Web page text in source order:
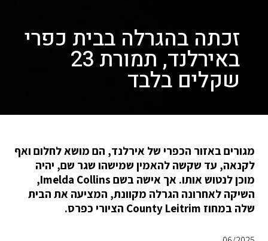
זכתה בהגרלה בבית כפרי
באירלנד, תמורת 23
שקלים בלבד
מגורים באזור הכפרי של אירלנד, הם מושא לחלום ואף
לקנאה, עד שקשה להאמין שמישהו שגר שם, יהיה
מוכן לנטוש אותו. אך אישה בשם Imelda Collins,
השיקה לאחרונה הגרלה מקוונת, המציעה את הבית
שלה במחוז County Leitrim הציורי כפרס.